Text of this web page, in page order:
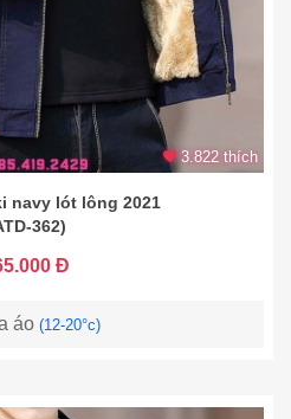
3.822 thích
navy lót lông 2021
362)
Đ
áo (12-20°c)